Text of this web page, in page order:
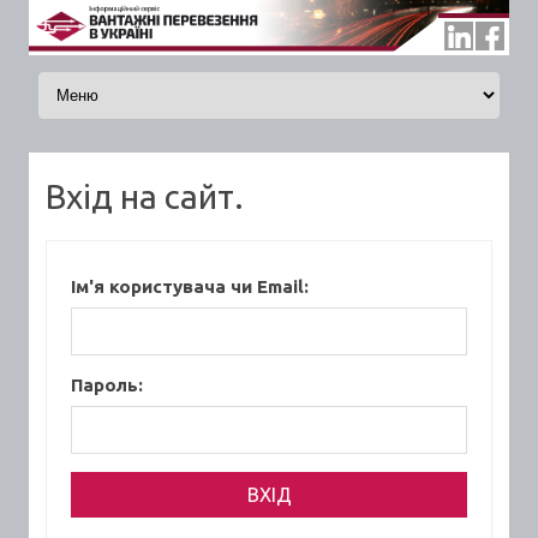
Skip to content
Вхід на сайт.
Ім'я користувача чи Email:
Пароль: